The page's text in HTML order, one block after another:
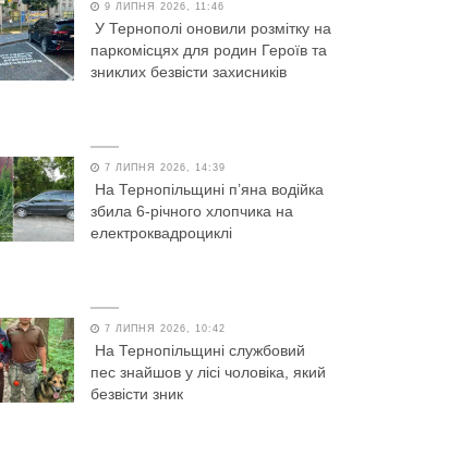
9 ЛИПНЯ 2026, 11:46
У Тернополі оновили розмітку на
паркомісцях для родин Героїв та
зниклих безвісти захисників
7 ЛИПНЯ 2026, 14:39
На Тернопільщині п’яна водійка
збила 6-річного хлопчика на
електроквадроциклі
7 ЛИПНЯ 2026, 10:42
На Тернопільщині службовий
пес знайшов у лісі чоловіка, який
безвісти зник